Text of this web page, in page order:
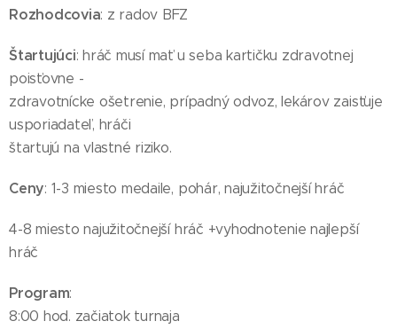
Rozhodcovia: z radov BFZ
Štartujúci: hráč musí mať u seba kartičku zdravotnej
poisťovne -
zdravotnícke ošetrenie, prípadný odvoz, lekárov zaisťuje
usporiadateľ, hráči
štartujú na vlastné riziko.
Ceny: 1-3 miesto medaile, pohár, najužitočnejší hráč
4-8 miesto najužitočnejší hráč +vyhodnotenie najlepší
hráč
Program:
8:00 hod. začiatok turnaja